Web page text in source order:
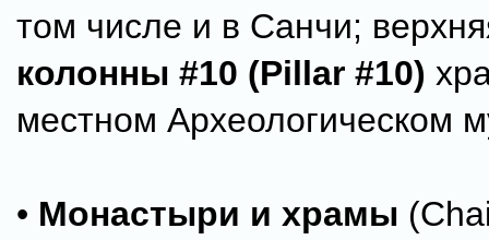
том числе и в Санчи;
колонны #10 (Pillar #10)
местном Археологическом
• Монастыри и храмы